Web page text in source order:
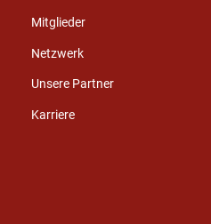
Mitglieder
Netzwerk
Unsere Partner
Karriere